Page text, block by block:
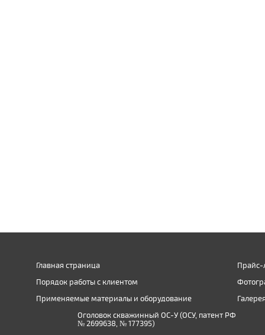
Главная страница
Порядок работы с клиентом
Применяемые материалы и оборудование
Прайс-
Оголовок скважинный ОС-У (ОСУ, патент РФ
№ 2699638, № 177395)